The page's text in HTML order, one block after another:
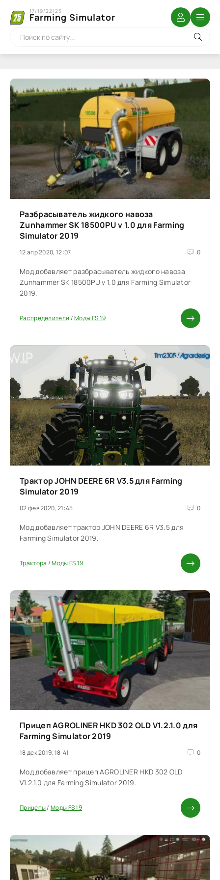
Farming Simulator
17/19/22/25
Разбрасыватель жидкого навоза
Zunhammer SK 18500PU v 1.0 для Farming
Simulator 2019
12 апр 2020, 12:07 0
Мод добавляет разбрасыватель жидкого навоза
Zunhammer SK 18500PU v 1.0 для Farming Simulator
2019.
Распределители /Моды FS 19
Трактор JOHN DEERE 6R V3.5 для Farming
Simulator 2019
02 фев 2020, 21:45 0
Мод добавляет трактор JOHN DEERE 6R V3.5 для
Farming Simulator 2019.
Трактора /Моды FS 19
Прицеп AGROLINER HKD 302 OLD V1.2.1.0 для
Farming Simulator 2019
18 дек 2019, 18:41 0
Мод добавляет прицеп AGROLINER HKD 302 OLD
V1.2.1.0 для Farming Simulator 2019.
Прицепы/Моды FS 19